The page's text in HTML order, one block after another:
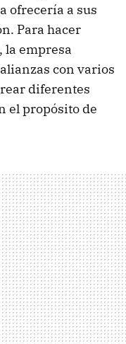
ofrecería a sus
Para hacer
empresa
con varios
diferentes
el propósito de